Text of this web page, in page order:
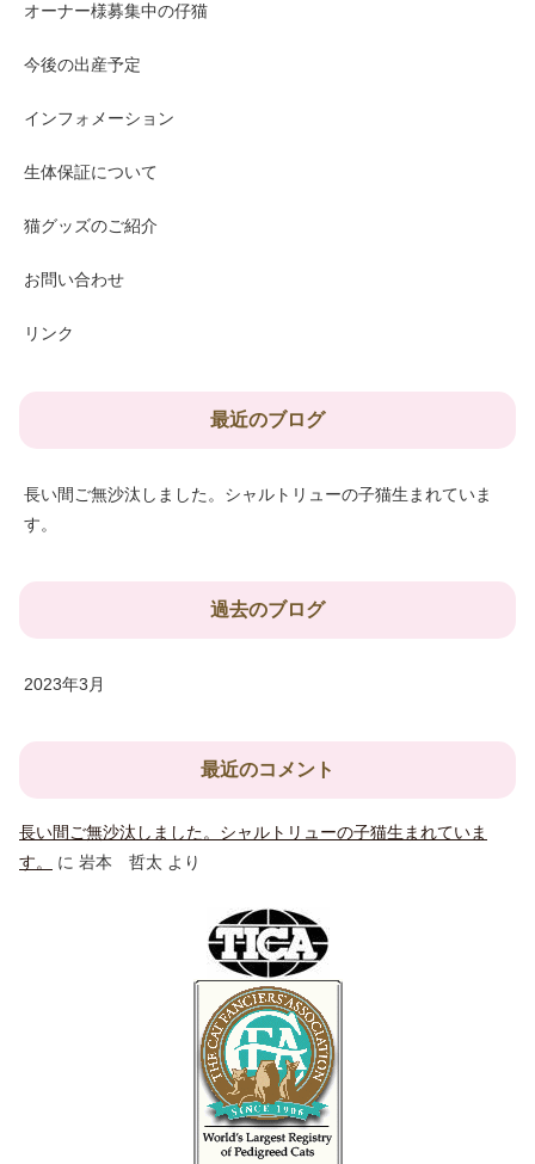
オーナー様募集中の仔猫
今後の出産予定
インフォメーション
生体保証について
猫グッズのご紹介
お問い合わせ
リンク
最近のブログ
長い間ご無沙汰しました。シャルトリューの子猫生まれていま
す。
過去のブログ
2023年3月
最近のコメント
長い間ご無沙汰しました。シャルトリューの子猫生まれていま
す。
に 岩本 哲太 より